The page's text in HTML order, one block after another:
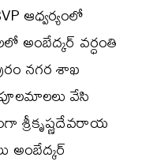
ఆధ్వర్యంలో
అంబేద్కర్ వర్ధంతి
నగర శాఖ
వేసి
శ్రీకృష్ణదేవరాయ
అంబేద్కర్